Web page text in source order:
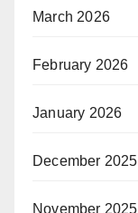
March 2026
February 2026
January 2026
December 2025
November 2025